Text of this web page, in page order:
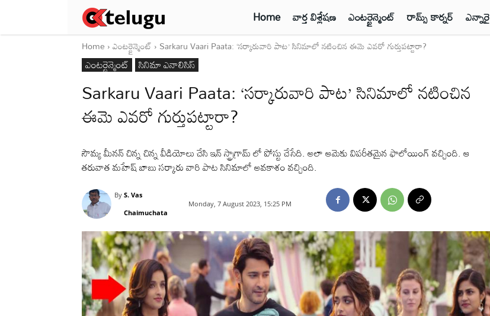
Home వార్త విశ్లేషణ ఎంటర్టైన్మెంట్ రామ్స్ కార్నర్ ఎన్నారై
Home ఎంటర్టైన్మెంట్ Sarkaru Vaari Paata: ‘సర్కారువారి పాట’ సినిమాలో నటించిన ఈమె ఎవరో గుర్తుపట్టారా?
ఎంటర్టైన్మెంట్ సినిమా ఎనాలిసిస్
Sarkaru Vaari Paata: ‘సర్కారువారి పాట’ సినిమాలో నటించిన
ఈమె ఎవరో గుర్తుపట్టారా?
సౌమ్య మీనన్ చిన్న చిన్న వీడియోలు చేసి ఇన్ స్ట్రాగ్రామ్ లో పోస్టు చేసేది. అలా ఆమెకు విపరీతమైన ఫాలోయింగ్ వచ్చింది. ఆ
తరువాత మహేష్ బాబు సర్కారు వారి పాట సినిమాలో అవకాశం వచ్చింది.
By S. Vas
Chaimuchata
Monday, 7 August 2023, 15:25 PM